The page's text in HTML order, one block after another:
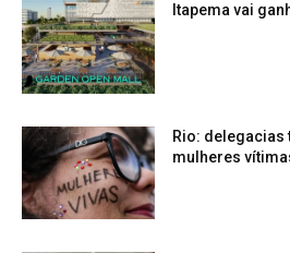
Itapema vai
Rio: delegacias
mulheres